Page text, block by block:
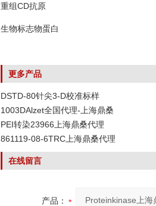
重组CD抗原
生物标志物蛋白
更多产品
DSTD-80针尖3-D校准标样
1003DAlzet全国代理-上海鼎桑
PEI转染23966上海鼎桑代理
861119-08-6TRC上海鼎桑代理
在线留言
产品：